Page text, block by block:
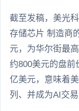
截至发稿，美光
存储芯片 制造商
元，为华尔街最
约800美元的盘前
亿美元，意味着
列、并成为AI交